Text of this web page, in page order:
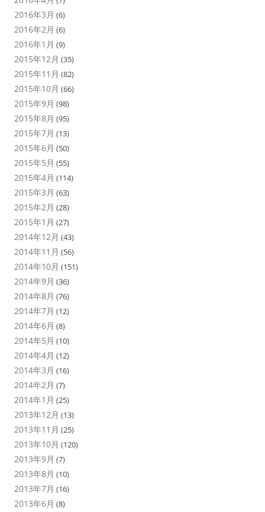
2016年3月 (6)
2016年2月 (6)
2016年1月 (9)
2015年12月 (35)
2015年11月 (82)
2015年10月 (66)
2015年9月 (98)
2015年8月 (95)
2015年7月 (13)
2015年6月 (50)
2015年5月 (55)
2015年4月 (114)
2015年3月 (63)
2015年2月 (28)
2015年1月 (27)
2014年12月 (43)
2014年11月 (56)
2014年10月 (151)
2014年9月 (36)
2014年8月 (76)
2014年7月 (12)
2014年6月 (8)
2014年5月 (10)
2014年4月 (12)
2014年3月 (16)
2014年2月 (7)
2014年1月 (25)
2013年12月 (13)
2013年11月 (25)
2013年10月 (120)
2013年9月 (7)
2013年8月 (10)
2013年7月 (16)
2013年6月 (8)